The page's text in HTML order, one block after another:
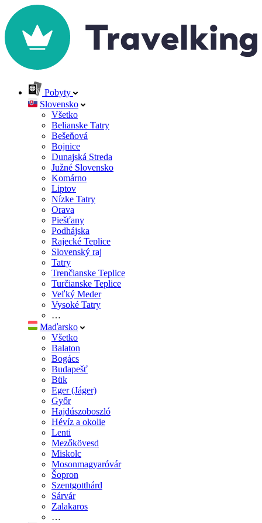
Pobyty
Slovensko
Všetko
Belianske Tatry
Bešeňová
Bojnice
Dunajská Streda
Južné Slovensko
Komárno
Liptov
Nízke Tatry
Orava
Piešťany
Podhájska
Rajecké Teplice
Slovenský raj
Tatry
Trenčianske Teplice
Turčianske Teplice
Veľký Meder
Vysoké Tatry
…
Maďarsko
Všetko
Balaton
Bogács
Budapešť
Bük
Eger (Jáger)
Győr
Hajdúszoboszló
Hévíz a okolie
Lenti
Mezőkövesd
Miskolc
Mosonmagyaróvár
Šopron
Szentgotthárd
Sárvár
Zalakaros
…